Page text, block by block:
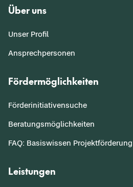
Über uns
Unser Profil
Ansprechpersonen
Fördermöglichkeiten
Förderinitiativensuche
Beratungsmöglichkeiten
FAQ: Basiswissen Projektförderung
Leistungen